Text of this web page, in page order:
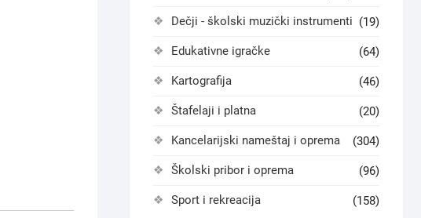
Dečji - školski muzički instrumenti (19)
Edukativne igračke (64)
Kartografija (46)
Štafelaji i platna (20)
Kancelarijski nameštaj i oprema (304)
Školski pribor i oprema (96)
Sport i rekreacija (158)